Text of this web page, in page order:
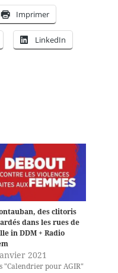
Imprimer
LinkedIn
des clitoris
dans les rues de
in DDM + Radio
2021
"Calendrier pour AGIR"